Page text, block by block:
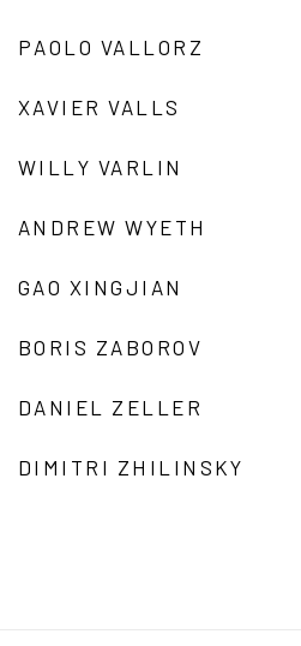
PAOLO VALLORZ
XAVIER VALLS
WILLY VARLIN
ANDREW WYETH
GAO XINGJIAN
BORIS ZABOROV
DANIEL ZELLER
DIMITRI ZHILINSKY